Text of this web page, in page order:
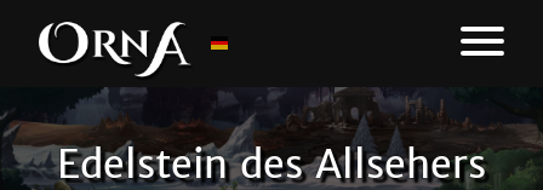
Edelstein des Allsehers